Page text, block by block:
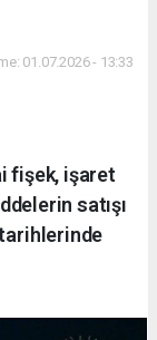
01.07.2026 - 13:33
fişek, işaret
satışı
tarihlerinde